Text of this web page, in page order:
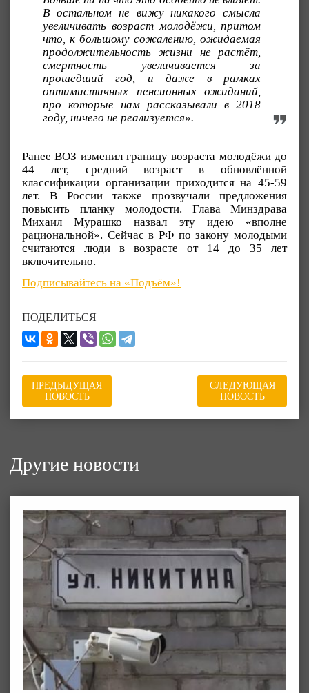
В остальном не вижу никакого смысла
увеличивать возраст молодёжи, притом
что, к большому сожалению, ожидаемая
продолжительность жизни не растёт,
смертность увеличивается за
прошедший год, и даже в рамках
оптимистичных пенсионных ожиданий,
про которые нам рассказывали в 2018
году, ничего не реализуется».
Ранее ВОЗ изменил границу возраста молодёжи до
44 лет, средний возраст в обновлённой
классификации организации приходится на 45-59
лет. В России также прозвучали предложения
повысить планку молодости. Глава Минздрава
Михаил Мурашко назвал эту идею «вполне
рациональной». Сейчас в РФ по закону молодыми
считаются люди в возрасте от 14 до 35 лет
включительно.
Подписывайтесь на «Подъём»!
ПОДЕЛИТЬСЯ
ПРЕДЫДУЩАЯ
НОВОСТЬ
СЛЕДУЮЩАЯ
НОВОСТЬ
Другие новости